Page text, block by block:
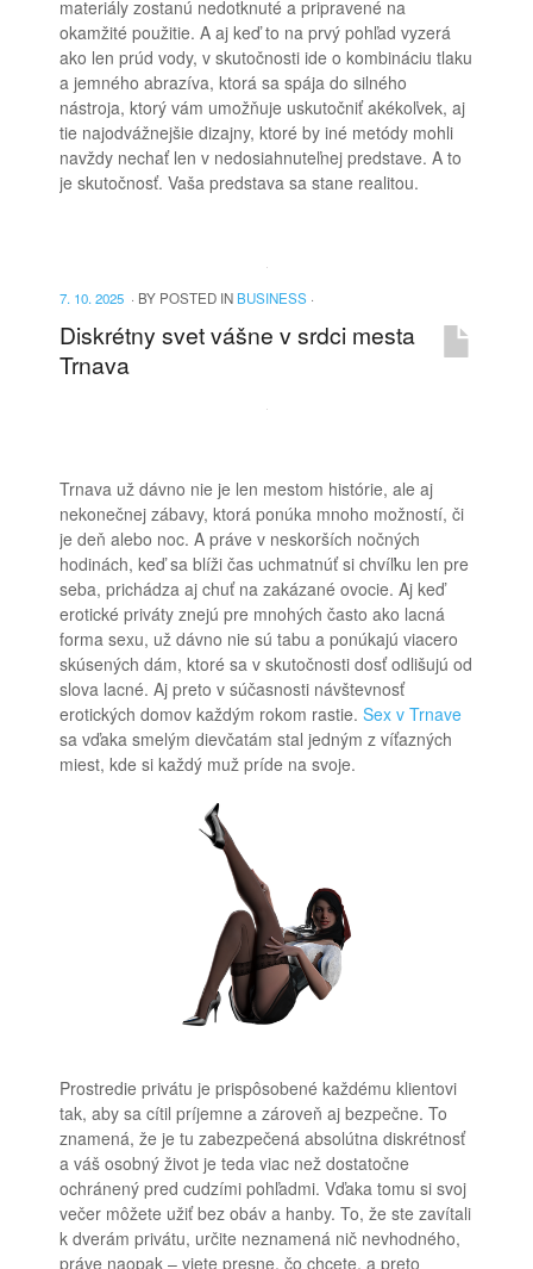
materiály zostanú nedotknuté a pripravené na
okamžité použitie. A aj keď to na prvý pohľad vyzerá
ako len prúd vody, v skutočnosti ide o kombináciu tlaku
a jemného abrazíva, ktorá sa spája do silného
nástroja, ktorý vám umožňuje uskutočniť akékoľvek, aj
tie najodvážnejšie dizajny, ktoré by iné metódy mohli
navždy nechať len v nedosiahnuteľnej predstave. A to
je skutočnosť. Vaša predstava sa stane realitou.
7. 10. 2025 · BY POSTED IN BUSINESS ·
Diskrétny svet vášne v srdci mesta
Trnava
Trnava už dávno nie je len mestom histórie, ale aj
nekonečnej zábavy, ktorá ponúka mnoho možností, či
je deň alebo noc. A práve v neskorších nočných
hodinách, keď sa blíži čas uchmatnúť si chvíľku len pre
seba, prichádza aj chuť na zakázané ovocie. Aj keď
erotické priváty znejú pre mnohých často ako lacná
forma sexu, už dávno nie sú tabu a ponúkajú viacero
skúsených dám, ktoré sa v skutočnosti dosť odlišujú od
slova lacné. Aj preto v súčasnosti návštevnosť
erotických domov každým rokom rastie. Sex v Trnave
sa vďaka smelým dievčatám stal jedným z víťazných
miest, kde si každý muž príde na svoje.
Prostredie privátu je prispôsobené každému klientovi
tak, aby sa cítil príjemne a zároveň aj bezpečne. To
znamená, že je tu zabezpečená absolútna diskrétnosť
a váš osobný život je teda viac než dostatočne
ochránený pred cudzími pohľadmi. Vďaka tomu si svoj
večer môžete užiť bez obáv a hanby. To, že ste zavítali
k dverám privátu, určite neznamená nič nevhodného,
práve naopak – viete presne, čo chcete, a preto